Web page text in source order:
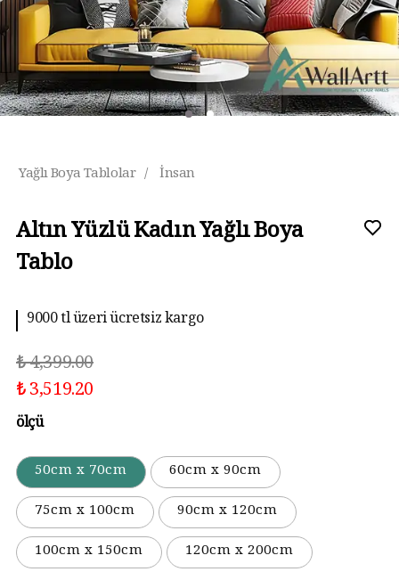
Yağlı Boya Tablolar / İnsan
Altın Yüzlü Kadın Yağlı Boya
Tablo
9000 tl üzeri ücretsiz kargo
₺ 4,399.00
₺ 3,519.20
ölçü
50cm x 70cm
60cm x 90cm
75cm x 100cm
90cm x 120cm
100cm x 150cm
120cm x 200cm